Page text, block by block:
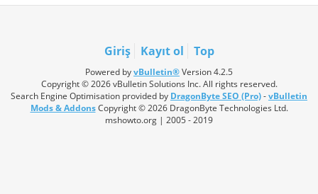
Giriş Kayıt ol Top
Powered byvBulletin®Version 4.2.5
Copyright © 2026 vBulletin Solutions Inc. All rights reserved.
Search Engine Optimisation provided by DragonByte SEO (Pro)-vBulletin
Mods & AddonsCopyright © 2026 DragonByte Technologies Ltd.
mshowto.org | 2005 - 2019